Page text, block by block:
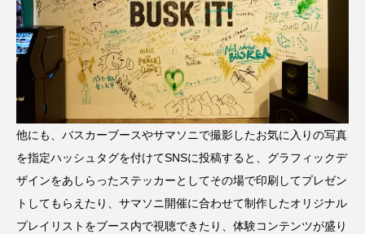
他にも、バスカーブースやサマソニで撮影したお気に入りの写真
を指定ハッシュタグを付けてSNSに投稿すると、グラフィックデ
ザインをあしらったステッカーとしてその場で印刷してプレゼン
トしてもらえたり、サマソニ開催に合わせて制作したオリジナル
プレイリストをブース内で視聴できたり、体験コンテンツが盛り